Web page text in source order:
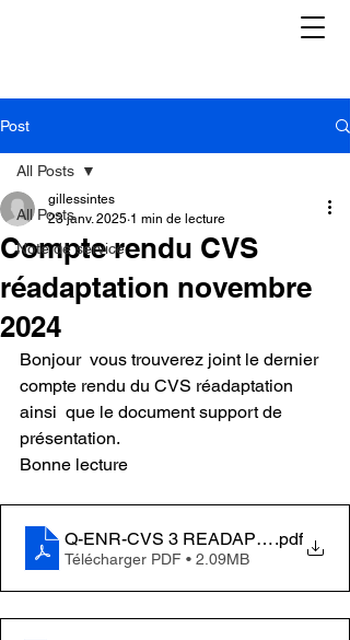
Post
All Posts
Note de service
All Posts
Compte rendu CVS
réadaptation novembre
2024
gillessintes
23 janv. 2025 1 min de lecture
Bonjour  vous trouverez joint le dernier
compte rendu du CVS réadaptation
ainsi  que le document support de
présentation.
Bonne lecture
Q-ENR-CVS 3 READAPT 28-11-
.pdf
Télécharger PDF • 2.09MB